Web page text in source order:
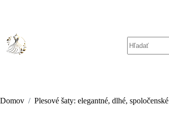
results
Domov / Plesové šaty: elegantné, dlhé, spoločenské